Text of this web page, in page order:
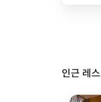
인근 레